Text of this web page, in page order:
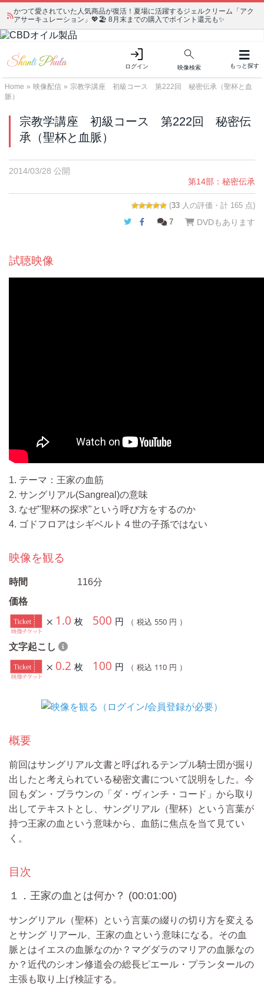
かつて愛されていた人気商品が復活！夏場に活躍するジェルクリーム「アク
アサーキュレーション」💖🏖️ 8月末までの購入でポイント還元も✨
ログイン 映像検索 もっと探す
Home » 映像配信 » 宗教学講座 初級コース 第222回 秘密伝承（聖杯と血
脈）
宗教学講座 初級コース 第222回 秘密伝
承（聖杯と血脈）
2014/03/28 公開
第14部：秘密伝承
(33 人の評価・計 165 点)
Twitter
Facebook
7 DVDもあります
試聴映像
1. テーマ：王家の血筋
2. サングリアル(Sangreal)の意味
3. なぜ"聖杯の探求"という呼び方をするのか
4. ゴドフロアはシギベルト４世の子孫ではない
映像を観る
時間
116分
価格
1.0 枚 500 円 （ 税込 550 円 ）
文字起こし
0.2 枚 100 円 （ 税込 110 円 ）
概要
前回はサングリアル文書と呼ばれるテンプル騎士団が掘り
出したと考えられている秘密文書について説明をした。今
回もダン・ブラウンの「ダ・ヴィンチ・コード」から取り
出してテキストとし、サングリアル（聖杯）という言葉が
持つ王家の血という意味から、血筋に焦点を当て見てい
く。
目次
１．王家の血とは何か？ (00:01:00)
サングリアル（聖杯）という言葉の綴りの切り方を変える
とサング リアール、王家の血という意味になる。その血
脈とはイエスの血脈なのか？マグダラのマリアの血脈なの
か？近代のシオン修道会の総長ピエール・プランタールの
主張も取り上げ検証する。